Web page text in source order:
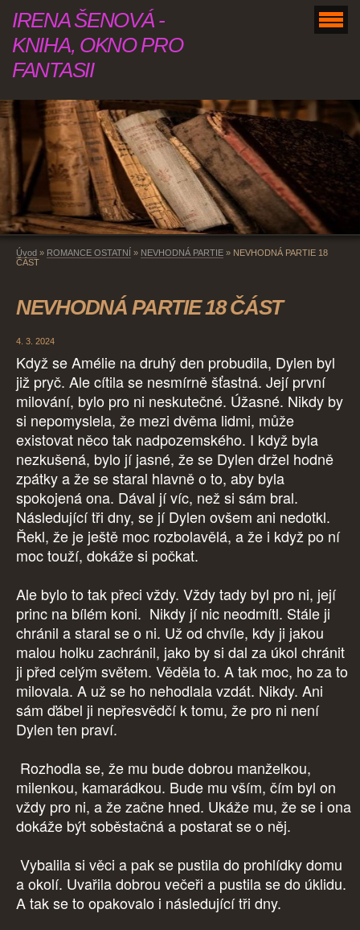
IRENA ŠENOVÁ -
KNIHA, OKNO PRO
FANTASII
Úvod » ROMANCE OSTATNÍ » NEVHODNÁ PARTIE » NEVHODNÁ PARTIE 18
ČÁST
NEVHODNÁ PARTIE 18 ČÁST
4. 3. 2024
Když se Amélie na druhý den probudila, Dylen byl
již pryč. Ale cítila se nesmírně šťastná. Její první
milování, bylo pro ni neskutečné. Úžasné. Nikdy by
si nepomyslela, že mezi dvěma lidmi, může
existovat něco tak nadpozemského. I když byla
nezkušená, bylo jí jasné, že se Dylen držel hodně
zpátky a že se staral hlavně o to, aby byla
spokojená ona. Dával jí víc, než si sám bral.
Následující tři dny, se jí Dylen ovšem ani nedotkl.
Řekl, že je ještě moc rozbolavělá, a že i když po ní
moc touží, dokáže si počkat.
Ale bylo to tak přeci vždy. Vždy tady byl pro ni, její
princ na bílém koni. Nikdy jí nic neodmítl. Stále ji
chránil a staral se o ni. Už od chvíle, kdy ji jakou
malou holku zachránil, jako by si dal za úkol chránit
ji před celým světem. Věděla to. A tak moc, ho za to
milovala. A už se ho nehodlala vzdát. Nikdy. Ani
sám ďábel ji nepřesvědčí k tomu, že pro ni není
Dylen ten praví.
Rozhodla se, že mu bude dobrou manželkou,
milenkou, kamarádkou. Bude mu vším, čím byl on
vždy pro ni, a že začne hned. Ukáže mu, že se i ona
dokáže být soběstačná a postarat se o něj.
Vybalila si věci a pak se pustila do prohlídky domu
a okolí. Uvařila dobrou večeři a pustila se do úklidu.
A tak se to opakovalo i následující tři dny.